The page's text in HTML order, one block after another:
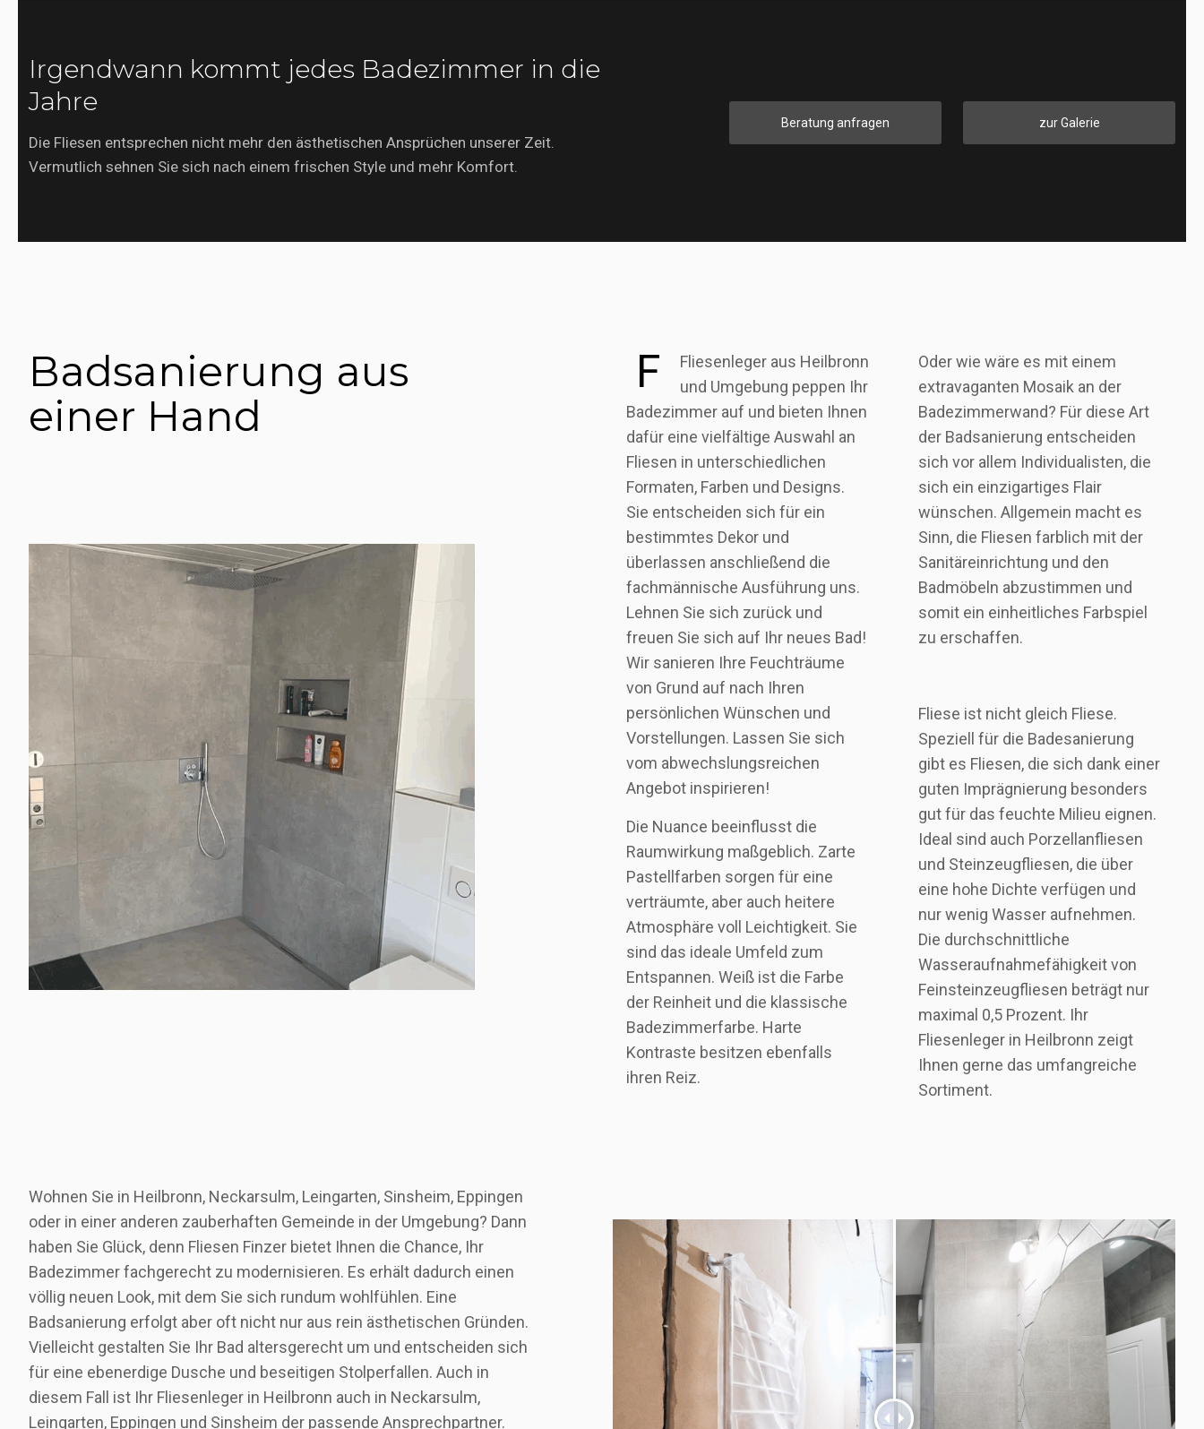
Irgendwann kommt jedes Badezimmer in die
Jahre
Die Fliesen entsprechen nicht mehr den ästhetischen Ansprüchen unserer Zeit.
Vermutlich sehnen Sie sich nach einem frischen Style und mehr Komfort.
Beratung anfragen zur Galerie
Badsanierung aus
einer Hand
F
Fliesenleger aus Heilbronn
und Umgebung peppen Ihr
Badezimmer auf und bieten Ihnen
dafür eine vielfältige Auswahl an
Fliesen in unterschiedlichen
Formaten, Farben und Designs.
Sie entscheiden sich für ein
bestimmtes Dekor und
überlassen anschließend die
fachmännische Ausführung uns.
Lehnen Sie sich zurück und
freuen Sie sich auf Ihr neues Bad!
Wir sanieren Ihre Feuchträume
von Grund auf nach Ihren
persönlichen Wünschen und
Vorstellungen. Lassen Sie sich
vom abwechslungsreichen
Angebot inspirieren!
Die Nuance beeinflusst die
Raumwirkung maßgeblich. Zarte
Pastellfarben sorgen für eine
verträumte, aber auch heitere
Atmosphäre voll Leichtigkeit. Sie
sind das ideale Umfeld zum
Entspannen. Weiß ist die Farbe
der Reinheit und die klassische
Badezimmerfarbe. Harte
Kontraste besitzen ebenfalls
ihren Reiz.
Oder wie wäre es mit einem
extravaganten Mosaik an der
Badezimmerwand? Für diese Art
der Badsanierung entscheiden
sich vor allem Individualisten, die
sich ein einzigartiges Flair
wünschen. Allgemein macht es
Sinn, die Fliesen farblich mit der
Sanitäreinrichtung und den
Badmöbeln abzustimmen und
somit ein einheitliches Farbspiel
zu erschaffen.
Fliese ist nicht gleich Fliese.
Speziell für die Badesanierung
gibt es Fliesen, die sich dank einer
guten Imprägnierung besonders
gut für das feuchte Milieu eignen.
Ideal sind auch Porzellanfliesen
und Steinzeugfliesen, die über
eine hohe Dichte verfügen und
nur wenig Wasser aufnehmen.
Die durchschnittliche
Wasseraufnahmefähigkeit von
Feinsteinzeugfliesen beträgt nur
maximal 0,5 Prozent. Ihr
Fliesenleger in Heilbronn zeigt
Ihnen gerne das umfangreiche
Sortiment.
Wohnen Sie in Heilbronn, Neckarsulm, Leingarten, Sinsheim, Eppingen
oder in einer anderen zauberhaften Gemeinde in der Umgebung? Dann
haben Sie Glück, denn Fliesen Finzer bietet Ihnen die Chance, Ihr
Badezimmer fachgerecht zu modernisieren. Es erhält dadurch einen
völlig neuen Look, mit dem Sie sich rundum wohlfühlen. Eine
Badsanierung erfolgt aber oft nicht nur aus rein ästhetischen Gründen.
Vielleicht gestalten Sie Ihr Bad altersgerecht um und entscheiden sich
für eine ebenerdige Dusche und beseitigen Stolperfallen. Auch in
diesem Fall ist Ihr Fliesenleger in Heilbronn auch in Neckarsulm,
Leingarten, Eppingen und Sinsheim der passende Ansprechpartner.